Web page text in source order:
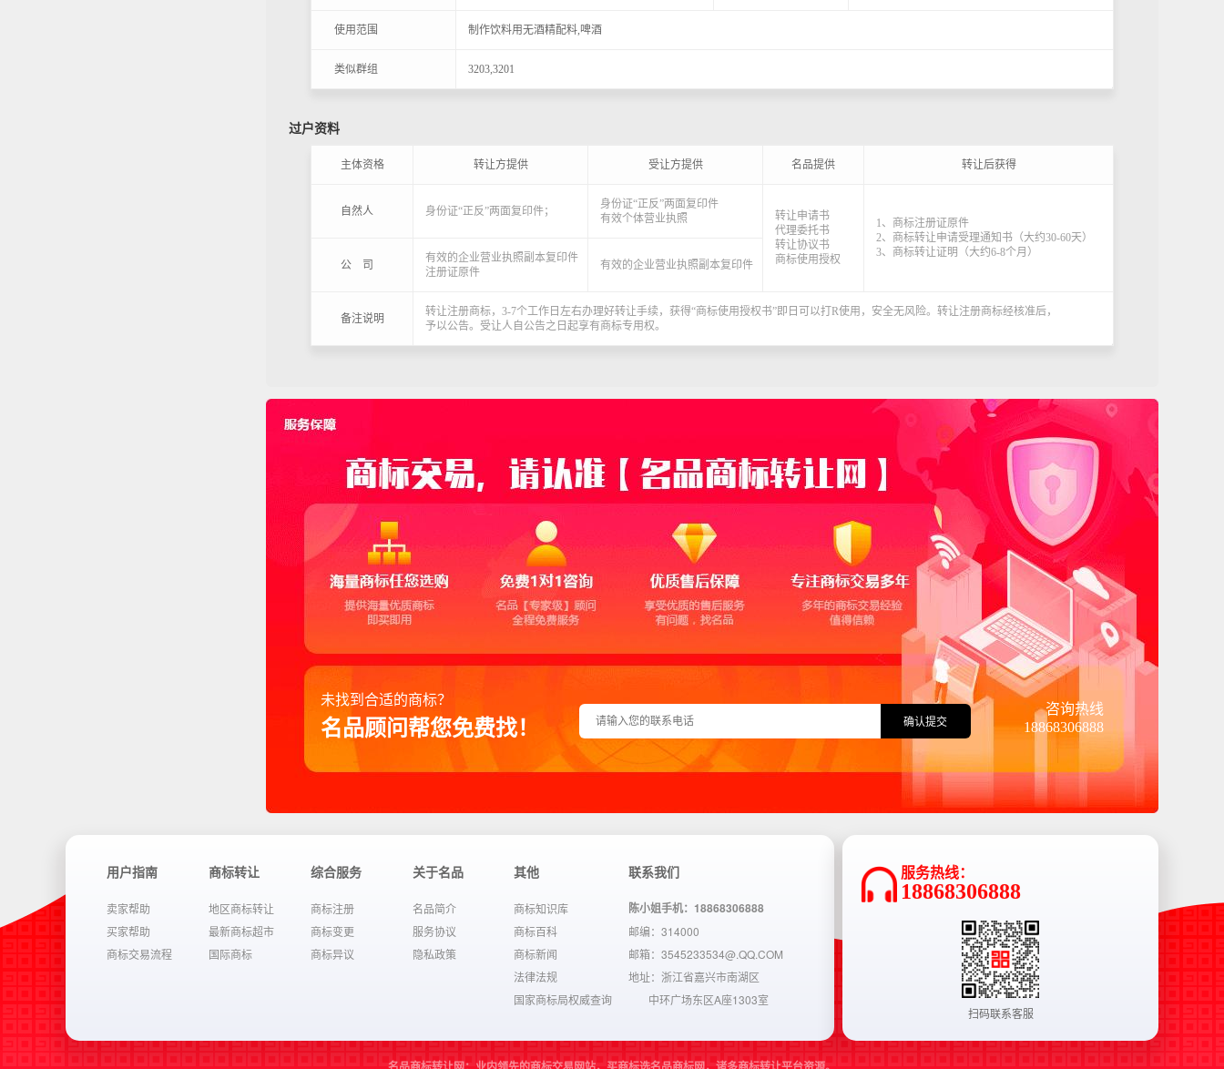
使用范围 制 作饮料用无酒精配料 啤酒
类似群组 3203 3201
过户资料
主体资格 转让方提供 受让方提供 名品提供 转让后获得
自然人 身份证“正反”两面复印件；
身份证“正反”两面复印件
有效个体营业执照
转让申请书
代理委托书
转让协议书
商标使用授权
1、商标注册证原件
2、商标转让申请受理通知书（大约30-60天）
3、商标转让证明（大约6-8个月）
公 司
有效的企业营业执照副本复印件
注册证原件
有效的企业营业执照副本复印件
备注说明
转让注册商标，3-7个工作日左右办理好转让手续，获得“商标使用授权书”即日可以打R使用，安全无风险。转让注册商标经核准后，
予以公告。受让人自公告之日起享有商标专用权。
未找到合适的商标？
名品顾问帮您免费找！ 确认提交
咨询热线
18868306888
用户指南
卖家帮助
买家帮助
商标交易流程
商标转让
地区商标转让
最新商标超市
国际商标
综合服务
商标注册
商标变更
商标异议
关于名品
名品简介
服务协议
隐私政策
其他
商标知识库
商标百科
商标新闻
法律法规
国家商标局权威查询
联系我们
陈小姐手机：18868306888
邮编：314000
邮箱：3545233534@.QQ.COM
地址：浙江省嘉兴市南湖区
中环广场东区A座1303室
服务热线：
18868306888
扫码联系客服